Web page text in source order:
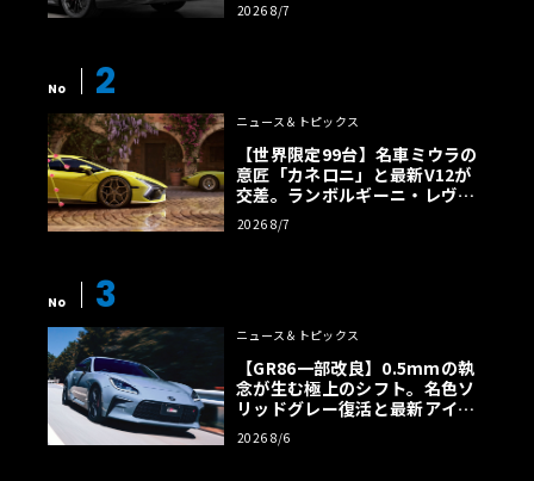
2026 8/7
No 2
ニュース＆トピックス
【世界限定99台】名車ミウラの
意匠「カネロニ」と最新V12が
交差。ランボルギーニ・レヴエ
ルトに60周年記念車が登場
2026 8/7
No 3
ニュース＆トピックス
【GR86一部改良】0.5mmの執
念が生む極上のシフト。名色ソ
リッドグレー復活と最新アイサ
イトでFRの極みへ
2026 8/6